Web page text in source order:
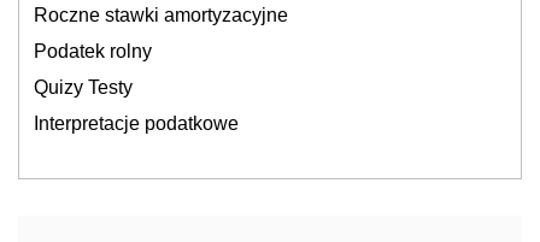
Roczne stawki amortyzacyjne
Podatek rolny
Quizy Testy
Interpretacje podatkowe